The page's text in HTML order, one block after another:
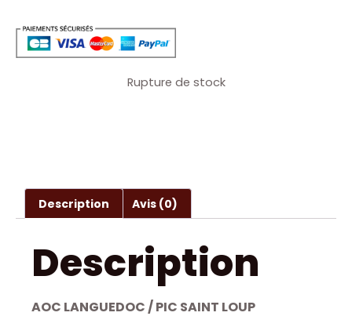
Rupture de stock
Description Avis (0)
Description
AOC LANGUEDOC / PIC SAINT LOUP